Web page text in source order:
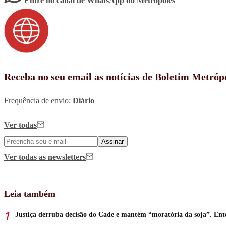
Receba no seu email as notícias de Boletim
Frequência de envio: Diário
Ver todas
Assinar
Ver todas as newsletters
Leia também
Justiça derruba decisão do Cade e mantém “moratória da soja”.